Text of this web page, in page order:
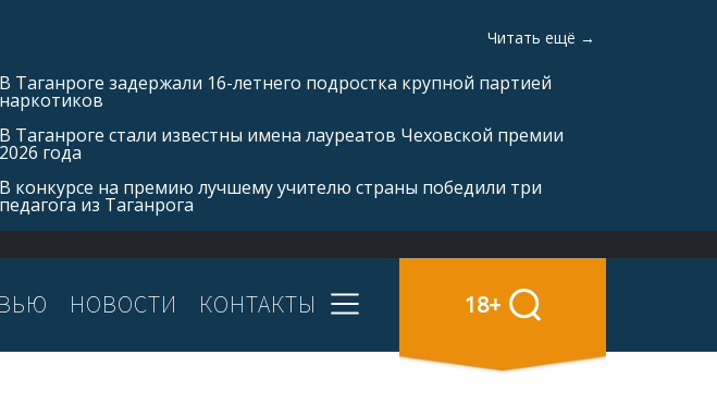
Читать ещё →
В Таганроге задержали 16-летнего подростка крупной партией
наркотиков
В Таганроге стали известны имена лауреатов Чеховской премии
2026 года
В конкурсе на премию лучшему учителю страны победили три
педагога из Таганрога
НОВОСТИ КОНТАКТЫ 18+